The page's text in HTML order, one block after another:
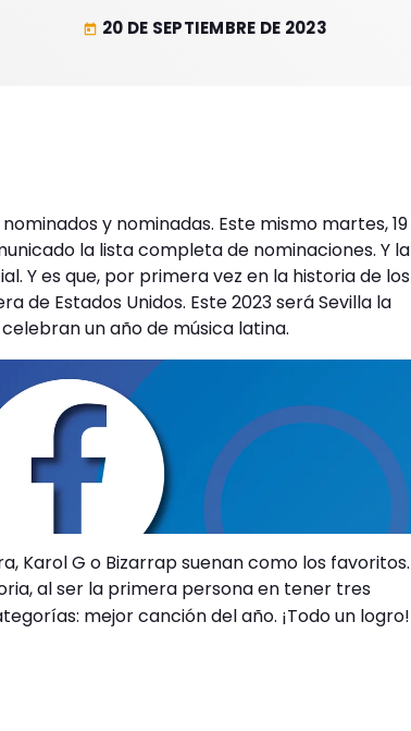
today 20 DE SEPTIEMBRE DE 2023
y nominadas. Este mismo martes, 19
la lista completa de nominaciones. Y la
Y es que, por primera vez en la historia de los
de Estados Unidos. Este 2023 será Sevilla la
un año de música latina.
Karol G o Bizarrap suenan como los favoritos.
al ser la primera persona en tener tres
mejor canción del año. ¡Todo un logro!